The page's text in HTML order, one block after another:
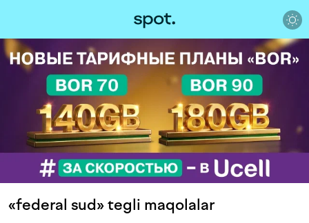
«federal sud» tegli maqolalar